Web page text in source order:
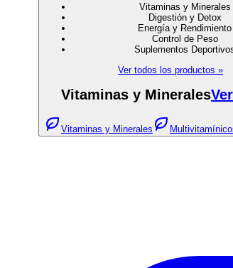
Vitaminas y Minerales
Digestión y Detox
Energía y Rendimiento
Control de Peso
Suplementos
Ver todos los productos »
Vitaminas y Minerales
Vitaminas y Minerales